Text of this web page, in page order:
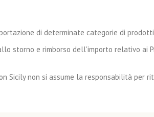
di determinate categorie di
storno e rimborso dell'importo relativo ai
Sicily non si assume la responsabilità per